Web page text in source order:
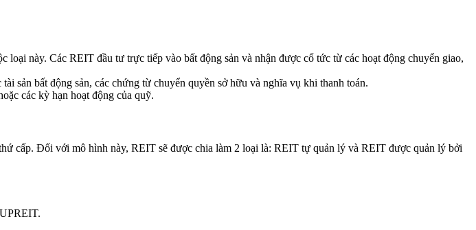
này. Các REIT đầu tư trực tiếp vào bất động sản và nhận được cổ tức từ các hoạt động chuyển giao,
sản bất động sản, các chứng từ chuyển quyền sở hữu và nghĩa vụ khi thanh toán.
các kỳ hạn hoạt động của quỹ.
cấp. Đối với mô hình này, REIT sẽ được chia làm 2 loại là: REIT tự quản lý và REIT được quản lý bởi